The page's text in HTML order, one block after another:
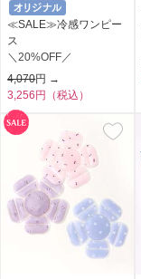
≪SALE≫冷感ワンピー
ス
＼20%OFF／
4,070円 →
3,256円（税込）